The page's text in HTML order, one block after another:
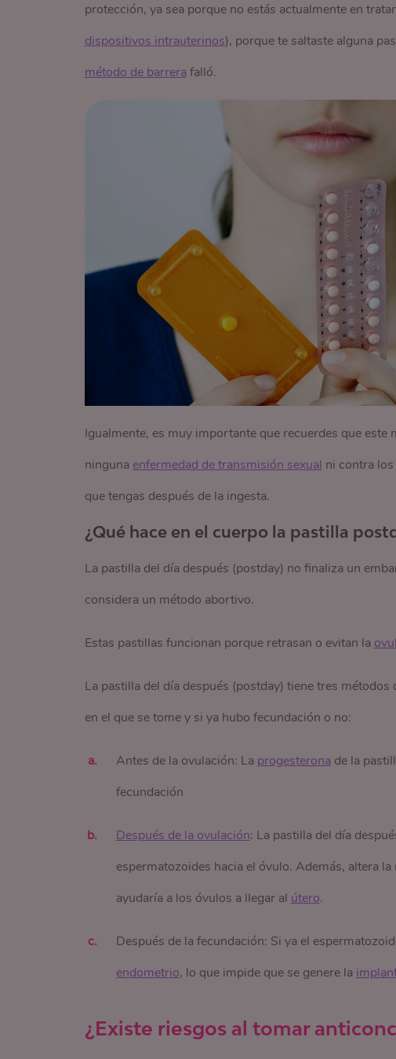
protección, ya sea porque no estás actualmente en
dispositivos intrauterinos), porque te saltaste alguna
método de barrera falló.
Igualmente, es muy importante que recuerdes que
ninguna enfermedad de transmisión sexual ni contra
que tengas después de la ingesta.
¿Qué hace en el cuerpo la pastilla
La pastilla del día después (postday) no finaliza un
considera un método abortivo.
Estas pastillas funcionan porque retrasan o evitan la
La pastilla del día después (postday) tiene tres
en el que se tome y si ya hubo fecundación o no:
Antes de la ovulación: La progesterona de la
fecundación
Después de la ovulación: La pastilla del día
espermatozoides hacia el óvulo. Además, altera
ayudaría a los óvulos a llegar al útero.
Después de la fecundación: Si ya el
endometrio, lo que impide que se genere la
¿Existe riesgos al tomar